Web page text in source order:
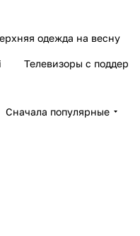
одежда на весну
Телевизоры с
Сначала популярные